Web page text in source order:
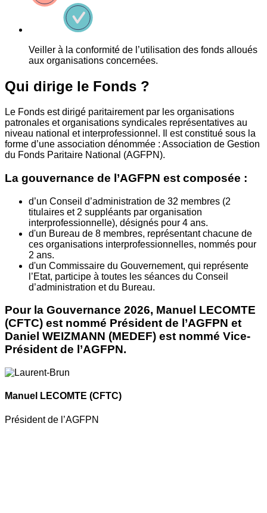
Veiller à la conformité de l’utilisation des fonds alloués
aux organisations concernées.
Qui dirige le Fonds ?
Le Fonds est dirigé paritairement par les organisations
patronales et organisations syndicales représentatives au
niveau national et interprofessionnel. Il est constitué sous la
forme d’une association dénommée : Association de Gestion
du Fonds Paritaire National (AGFPN).
La gouvernance de l’AGFPN est composée :
d’un Conseil d’administration de 32 membres (2
titulaires et 2 suppléants par organisation
interprofessionnelle), désignés pour 4 ans.
d'un Bureau de 8 membres, représentant chacune de
ces organisations interprofessionnelles, nommés pour
2 ans.
d'un Commissaire du Gouvernement, qui représente
l’Etat, participe à toutes les séances du Conseil
d’administration et du Bureau.
Pour la Gouvernance 2026, Manuel LECOMTE
(CFTC) est nommé Président de l’AGFPN et
Daniel WEIZMANN (MEDEF) est nommé Vice-
Président de l’AGFPN.
Manuel LECOMTE (CFTC)
Président de l’AGFPN